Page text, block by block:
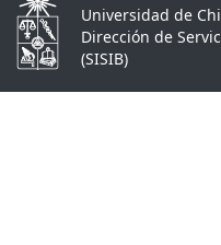
Universidad de
Dirección de
(SISIB)